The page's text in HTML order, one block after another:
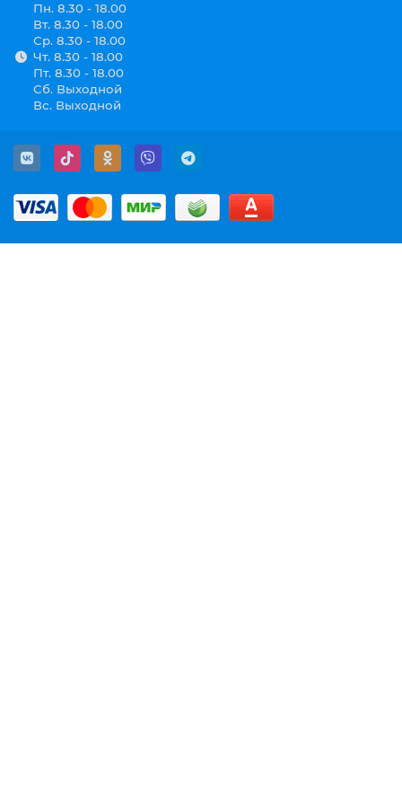
Пн. 8.30 - 18.00
Вт. 8.30 - 18.00
Ср. 8.30 - 18.00
Чт. 8.30 - 18.00
Пт. 8.30 - 18.00
Сб. Выходной
Вс. Выходной